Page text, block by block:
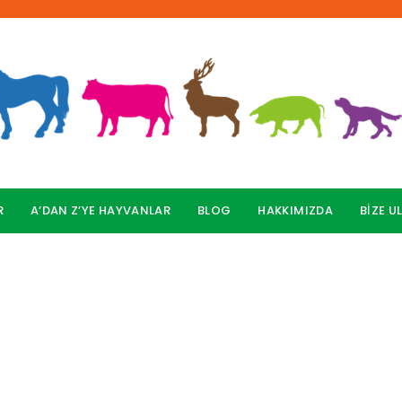
A’DAN Z’YE HAYVANLAR BLOG HAKKIMIZDA BİZE